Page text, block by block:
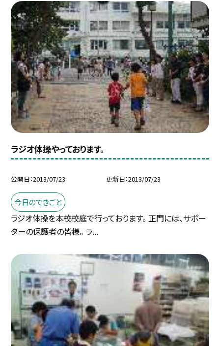
ラジオ体操やっております。
公開日 2013/07/23 更新日 2013/07/23
今日のできごと
ラジオ体操を本校校庭で行っております。 正門には、サポー
ターの保護者の皆様。 ラ...